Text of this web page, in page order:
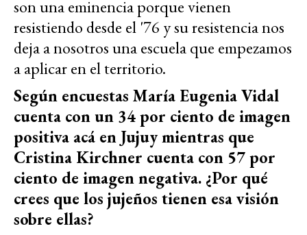
son una eminencia porque vienen
resistiendo desde el '76 y su resistencia nos
deja a nosotros una escuela que empezamos
a aplicar en el territorio.
Según encuestas María Eugenia Vidal
cuenta con un 34 por ciento de imagen
positiva acá en Jujuy mientras que
Cristina Kirchner cuenta con 57 por
ciento de imagen negativa. ¿Por qué
crees que los jujeños tienen esa visión
sobre ellas?